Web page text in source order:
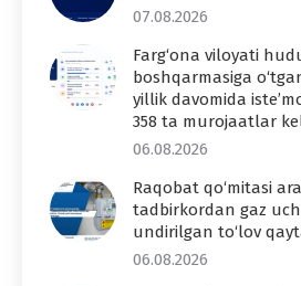
07.08.2026
Farg‘ona viloyati
boshqarmasiga
yillik davomida
358 ta murojaatlar
06.08.2026
Raqobat qo‘mitasi
tadbirkordan gaz
undirilgan to‘lov
06.08.2026